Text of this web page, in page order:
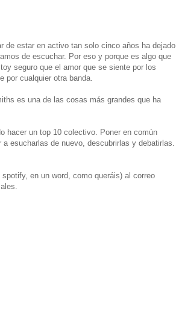
de estar en activo tan solo cinco años ha dejado
de escuchar. Por eso y porque es algo que
seguro que el amor que se siente por los
por cualquier otra banda.
es una de las cosas más grandes que ha
hacer un top 10 colectivo. Poner en común
esucharlas de nuevo, descubrirlas y debatirlas.
en un word, como queráis) al correo